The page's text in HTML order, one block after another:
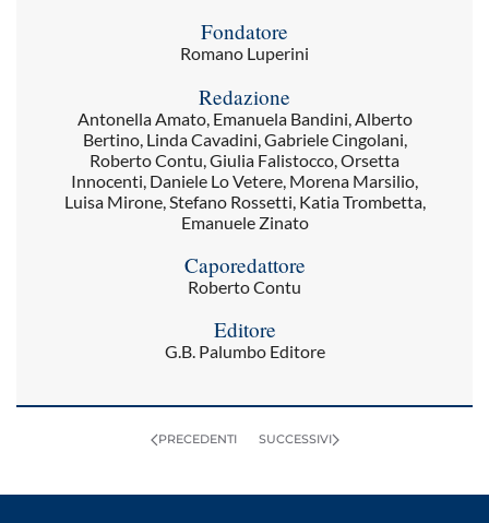
Fondatore
Romano Luperini
Redazione
Antonella Amato, Emanuela Bandini, Alberto
Bertino, Linda Cavadini, Gabriele Cingolani,
Roberto Contu, Giulia Falistocco, Orsetta
Innocenti, Daniele Lo Vetere, Morena Marsilio,
Luisa Mirone, Stefano Rossetti, Katia Trombetta,
Emanuele Zinato
Caporedattore
Roberto Contu
Editore
G.B. Palumbo Editore
PRECEDENTI SUCCESSIVI